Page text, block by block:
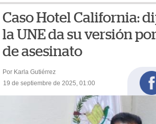
Caso Hotel California:
la UNE da su versión
de asesinato
Por Karla Gutiérrez
19 de septiembre de 2025, 01:00